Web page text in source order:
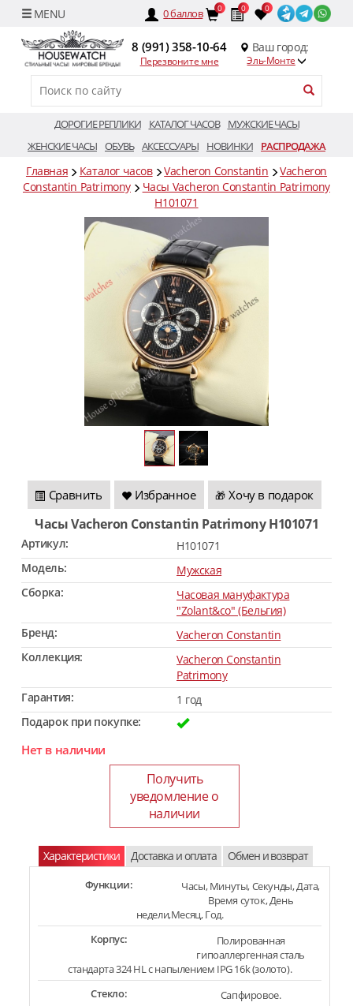
0баллов 0 0 0
8 (991) 358-10-64
Перезвоните мне
Ваш город:
Эль-Монте
ДОРОГИЕ РЕПЛИКИ КАТАЛОГ ЧАСОВ
МУЖСКИЕ ЧАСЫ
ЖЕНСКИЕ ЧАСЫ ОБУВЬ АКСЕССУАРЫ НОВИНКИ РАСПРОДАЖА
Главная Каталог часов Vacheron Constantin
Vacheron
Constantin Patrimony
Часы Vacheron Constantin Patrimony
H101071
Сравнить Избранное 🎁 Хочу в подарок
Часы Vacheron Constantin Patrimony H101071
Артикул:
H101071
Модель:
Мужская
Сборка:
Часовая мануфактура
"Zolant&co" (Бельгия)
Бренд:
Vacheron Constantin
Коллекция:
Vacheron Constantin
Patrimony
Гарантия:
1 год
Подарок при покупке:
Нет в наличии
Получить
уведомление о
наличии
Характеристики Доставка и оплата Обмен и возврат
Функции:
Часы, Минуты, Секунды, Дата,
Время суток, День
недели,Месяц, Год.
Корпус:
Полированная
гипоаллергенная сталь
стандарта 324 HL с напылением IPG 16k (золото).
Стекло:
Сапфировое.